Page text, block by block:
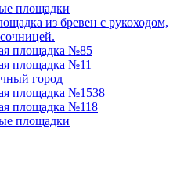
площадки
из бревен с рукоходом,
площадка №85
площадка №11
город
площадка №1538
площадка №118
площадки